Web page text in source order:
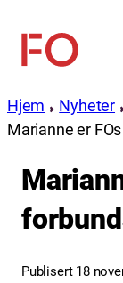
innhold
FO
Hjem Nyheter
Marianne er
Publisert 18